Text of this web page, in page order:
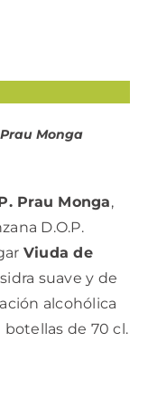
Monga
Prau Monga,
D.O.P.
Viuda de
sidra suave y de
alcohólica
botellas de 70 cl.